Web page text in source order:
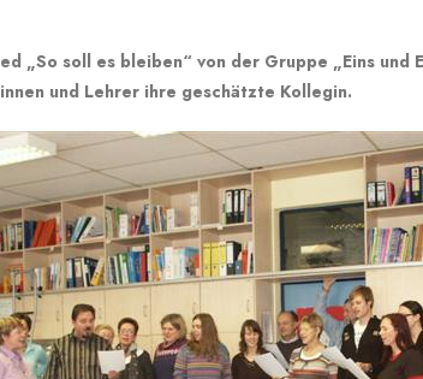
„So soll es bleiben“ von der Gruppe „Eins und
und Lehrer ihre geschätzte Kollegin.